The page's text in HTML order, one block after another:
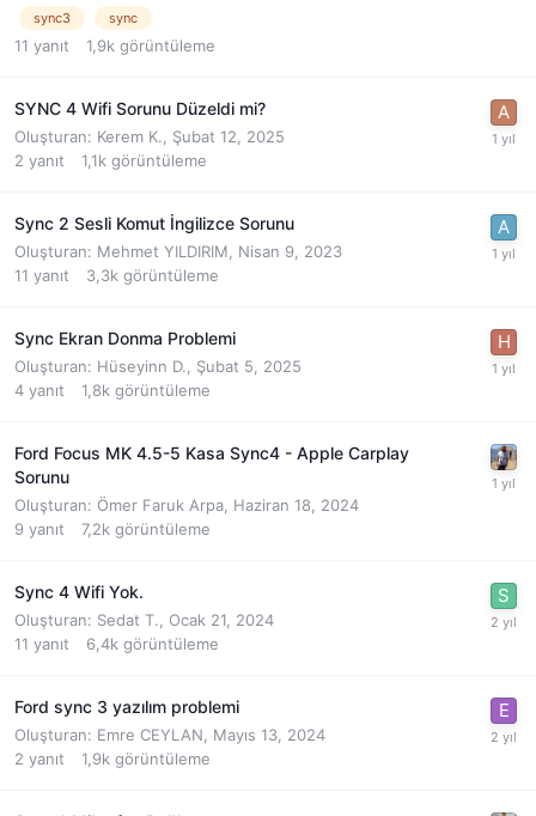
sync3 sync
11 yanıt 1,9k görüntüleme
SYNC 4 Wifi Sorunu Düzeldi mi?
Oluşturan: Kerem K.
Şubat 12, 2025
2 yanıt 1,1k görüntüleme
Sync 2 Sesli Komut İngilizce Sorunu
Oluşturan: Mehmet YILDIRIM
Nisan 9, 2023
11 yanıt 3,3k görüntüleme
Sync Ekran Donma Problemi
Oluşturan: Hüseyinn D.
Şubat 5, 2025
4 yanıt 1,8k görüntüleme
Ford Focus MK 4.5-5 Kasa Sync4 - Apple Carplay
Sorunu
Oluşturan: Ömer Faruk Arpa Haziran 18, 2024
9 yanıt 7,2k görüntüleme
Sync 4 Wifi Yok.
Oluşturan: Sedat T.
Ocak 21, 2024
11 yanıt 6,4k görüntüleme
Ford sync 3 yazılım problemi
Oluşturan: Emre CEYLAN
Mayıs 13, 2024
2 yanıt 1,9k görüntüleme